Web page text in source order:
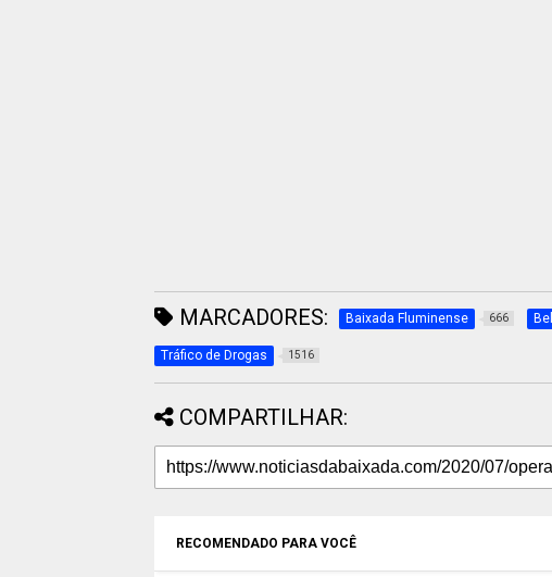
MARCADORES: Baixada Fluminense 666
Tráfico de Drogas 1516
COMPARTILHAR:
RECOMENDADO PARA VOCÊ